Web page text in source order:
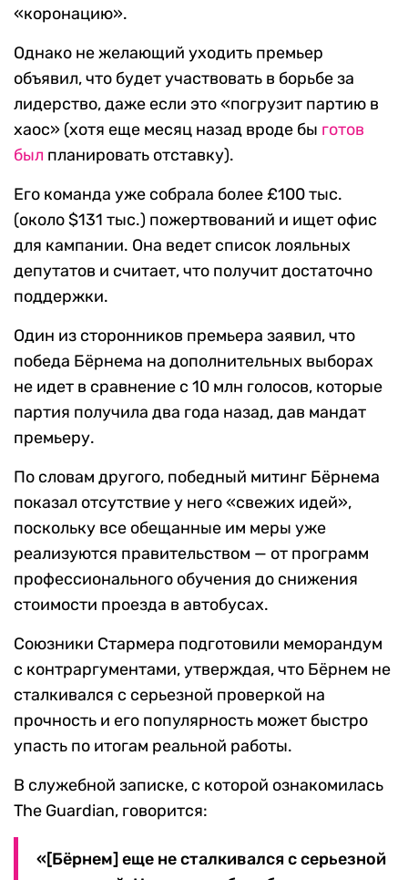
«коронацию».
Однако не желающий уходить премьер
объявил, что будет участвовать в борьбе за
лидерство, даже если это «погрузит партию в
хаос» (хотя еще месяц назад вроде бы готов
был планировать отставку).
Его команда уже собрала более £100 тыс.
(около $131 тыс.) пожертвований и ищет офис
для кампании. Она ведет список лояльных
депутатов и считает, что получит достаточно
поддержки.
Один из сторонников премьера заявил, что
победа Бёрнема на дополнительных выборах
не идет в сравнение с 10 млн голосов, которые
партия получила два года назад, дав мандат
премьеру.
По словам другого, победный митинг Бёрнема
показал отсутствие у него «свежих идей»,
поскольку все обещанные им меры уже
реализуются правительством — от программ
профессионального обучения до снижения
стоимости проезда в автобусах.
Союзники Стармера подготовили меморандум
с контраргументами, утверждая, что Бёрнем не
сталкивался с серьезной проверкой на
прочность и его популярность может быстро
упасть по итогам реальной работы.
В служебной записке, с которой ознакомилась
The Guardian, говорится:
«[Бёрнем] еще не сталкивался с серьезной